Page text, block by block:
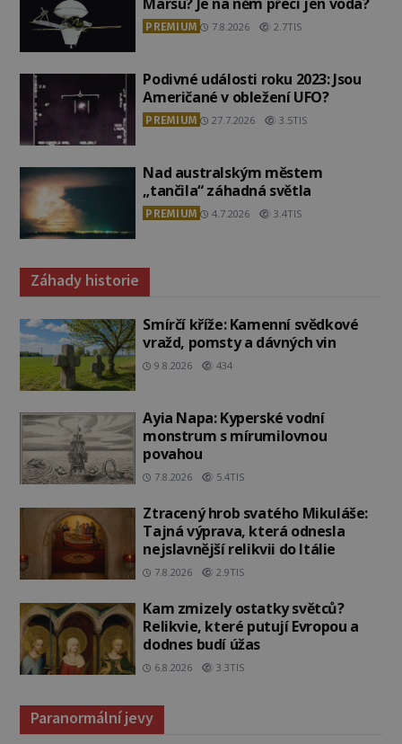
PREMIUM 7.8.2026 2.7TIS
Podivné události roku 2023: Jsou
Američané v obležení UFO?
PREMIUM 27.7.2026 3.5TIS
Nad australským městem
„tančila“ záhadná světla
PREMIUM 4.7.2026 3.4TIS
Záhady historie
Smírčí kříže: Kamenní svědkové
vražd, pomsty a dávných vin
9.8.2026 434
Ayia Napa: Kyperské vodní
monstrum s mírumilovnou
povahou
7.8.2026 5.4TIS
Ztracený hrob svatého Mikuláše:
Tajná výprava, která odnesla
nejslavnější relikvii do Itálie
7.8.2026 2.9TIS
Kam zmizely ostatky světců?
Relikvie, které putují Evropou a
dodnes budí úžas
6.8.2026 3.3TIS
Paranormální jevy